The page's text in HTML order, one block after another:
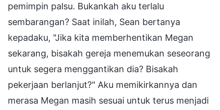
pemimpin palsu. Bukankah aku terlalu
sembarangan? Saat inilah, Sean bertanya
kepadaku, "Jika kita memberhentikan Megan
sekarang, bisakah gereja menemukan seseorang
untuk segera menggantikan dia? Bisakah
pekerjaan berlanjut?" Aku memikirkannya dan
merasa Megan masih sesuai untuk terus menjadi